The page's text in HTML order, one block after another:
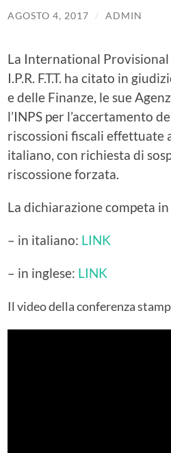
AGOSTO 4, 2017 / ADMIN
La International
I.P.R. F.T.T. ha citato in
e delle Finanze, le sue
l’INPS per l’accertamento
riscossioni fiscali effettuate
italiano, con richiesta di
riscossione forzata.
La dichiarazione competa in
– in italiano: LINK
– in inglese: LINK
Il video della conferenza